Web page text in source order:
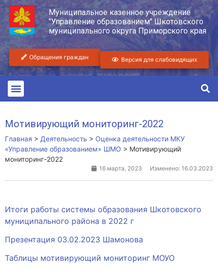
Муниципальное казенное учреждение
"Управление образованием" Шкотовского
муниципального округа Приморского края
Обращения граждан Версия для слабовидящих
Мотивирующий мониторинг-2022
Главная > Деятельность > Оценка деятельности МКУ
«Управление образованием» ШМО > Мотивирующий
мониторинг-2022
16 марта, 2023 Изменено: 16.03.2023
Итоги работы системы образования Шкотовского
муниципального района в 2022 г
Презентация 03.02.2023 Шамонова
Таблицы мотивирующий мониторинг МОУО